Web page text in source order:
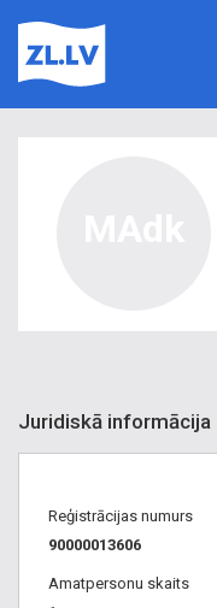
Juridiskā informācija
Reģistrācijas numurs
90000013606
Amatpersonu skaits